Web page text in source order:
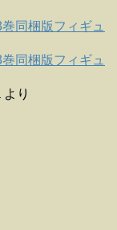
同梱版フィギュ
同梱版フィギュ
より